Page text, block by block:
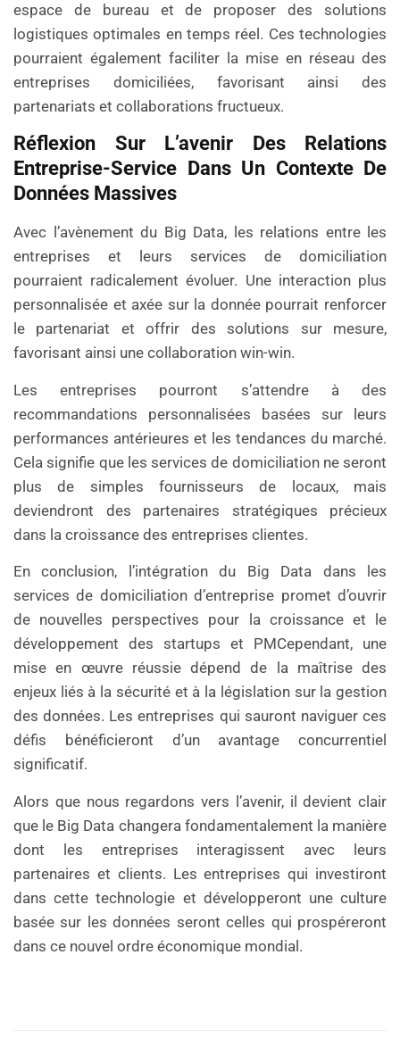
espace de bureau et de proposer des solutions
logistiques optimales en temps réel. Ces technologies
pourraient également faciliter la mise en réseau des
entreprises domiciliées, favorisant ainsi des
partenariats et collaborations fructueux.
Réflexion Sur L’avenir Des Relations
Entreprise-Service Dans Un Contexte De
Données Massives
Avec l’avènement du Big Data, les relations entre les
entreprises et leurs services de domiciliation
pourraient radicalement évoluer. Une interaction plus
personnalisée et axée sur la donnée pourrait renforcer
le partenariat et offrir des solutions sur mesure,
favorisant ainsi une collaboration win-win.
Les entreprises pourront s’attendre à des
recommandations personnalisées basées sur leurs
performances antérieures et les tendances du marché.
Cela signifie que les services de domiciliation ne seront
plus de simples fournisseurs de locaux, mais
deviendront des partenaires stratégiques précieux
dans la croissance des entreprises clientes.
En conclusion, l’intégration du Big Data dans les
services de domiciliation d’entreprise promet d’ouvrir
de nouvelles perspectives pour la croissance et le
développement des startups et PMCependant, une
mise en œuvre réussie dépend de la maîtrise des
enjeux liés à la sécurité et à la législation sur la gestion
des données. Les entreprises qui sauront naviguer ces
défis bénéficieront d’un avantage concurrentiel
significatif.
Alors que nous regardons vers l’avenir, il devient clair
que le Big Data changera fondamentalement la manière
dont les entreprises interagissent avec leurs
partenaires et clients. Les entreprises qui investiront
dans cette technologie et développeront une culture
basée sur les données seront celles qui prospéreront
dans ce nouvel ordre économique mondial.